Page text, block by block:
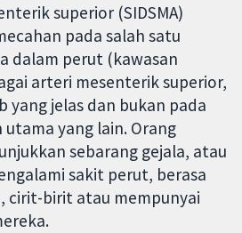
superior (SIDSMA)
pada salah satu
dalam perut (kawasan
arteri mesenterik superior,
yang jelas dan bukan pada
yang lain. Orang
sebarang gejala, atau
sakit perut, berasa
cirit-birit atau mempunyai